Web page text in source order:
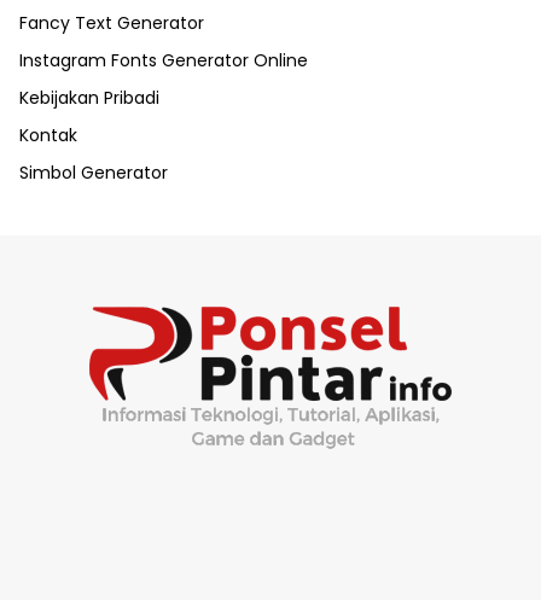
Fancy Text Generator
Instagram Fonts Generator Online
Kebijakan Pribadi
Kontak
Simbol Generator